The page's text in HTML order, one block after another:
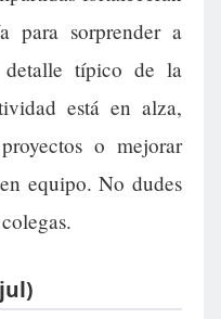
para sorprender a
típico de la
está en alza,
o mejorar
equipo. No dudes